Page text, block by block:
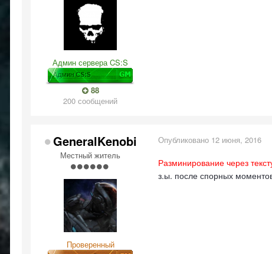
Админ сервера CS:S
88
200 сообщений
GeneralKenobi
Местный житель
Проверенный
Опубликовано 12 июня, 2016
Разминирование через
з.ы. после спорных